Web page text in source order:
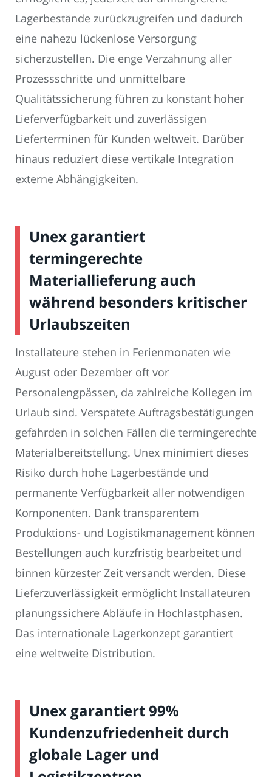
Lagerbestände zurückzugreifen und dadurch
eine nahezu lückenlose Versorgung
sicherzustellen. Die enge Verzahnung aller
Prozessschritte und unmittelbare
Qualitätssicherung führen zu konstant hoher
Lieferverfügbarkeit und zuverlässigen
Lieferterminen für Kunden weltweit. Darüber
hinaus reduziert diese vertikale Integration
externe Abhängigkeiten.
Unex garantiert
termingerechte
Materiallieferung auch
während besonders kritischer
Urlaubszeiten
Installateure stehen in Ferienmonaten wie
August oder Dezember oft vor
Personalengpässen, da zahlreiche Kollegen im
Urlaub sind. Verspätete Auftragsbestätigungen
gefährden in solchen Fällen die termingerechte
Materialbereitstellung. Unex minimiert dieses
Risiko durch hohe Lagerbestände und
permanente Verfügbarkeit aller notwendigen
Komponenten. Dank transparentem
Produktions- und Logistikmanagement können
Bestellungen auch kurzfristig bearbeitet und
binnen kürzester Zeit versandt werden. Diese
Lieferzuverlässigkeit ermöglicht Installateuren
planungssichere Abläufe in Hochlastphasen.
Das internationale Lagerkonzept garantiert
eine weltweite Distribution.
Unex garantiert 99%
Kundenzufriedenheit durch
globale Lager und